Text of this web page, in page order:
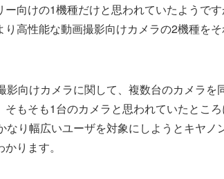
向けの1機種だけと思われていたようで
り高性能な動画撮影向けカメラの2機種を
影向けカメラに関して、複数台のカメラを
そもそも1台のカメラと思われていたとこ
なり幅広いユーザを対象にしようとキヤノ
ります。